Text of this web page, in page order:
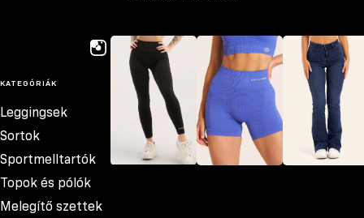
KATEGÓRIÁK
Leggingsek
Sortok
Sportmelltartók
Topok és pólók
Melegítő szettek